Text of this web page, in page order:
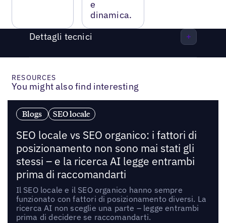
e
dinamica.
Dettagli tecnici
RESOURCES
You might also find interesting
Blogs SEO locale
SEO locale vs SEO organico: i fattori di
posizionamento non sono mai stati gli
stessi – e la ricerca AI legge entrambi
prima di raccomandarti
Il SEO locale e il SEO organico hanno sempre
funzionato con fattori di posizionamento diversi. La
ricerca AI non sceglie una parte – legge entrambi
prima di decidere se raccomandarti.